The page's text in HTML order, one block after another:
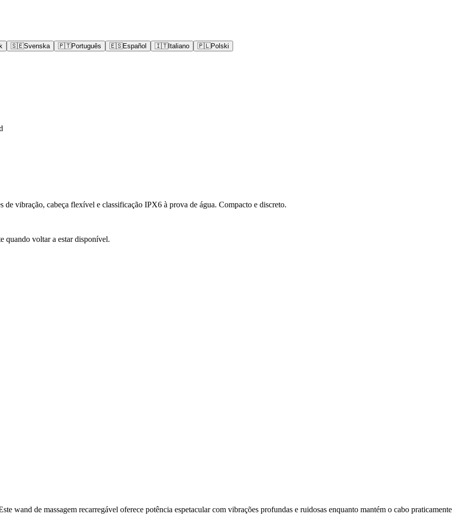
🇸🇪Svenska 🇵🇹Português 🇪🇸Español 🇮🇹Italiano 🇵🇱Polski
vibração, cabeça flexível e classificação IPX6 à prova de água. Compacto e discreto.
quando voltar a estar disponível.
wand de massagem recarregável oferece potência espetacular com vibrações profundas e ruidosas enquanto mantém o cabo praticamente